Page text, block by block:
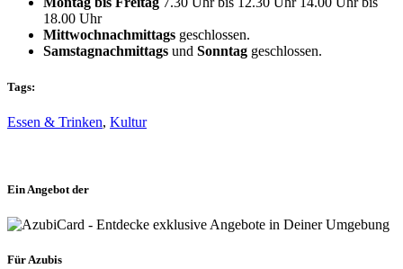
18.00 Uhr
Mittwochnachmittags geschlossen.
Samstagnachmittags und Sonntag geschlossen.
Tags:
Essen & Trinken, Kultur
Ein Angebot der
Für Azubis